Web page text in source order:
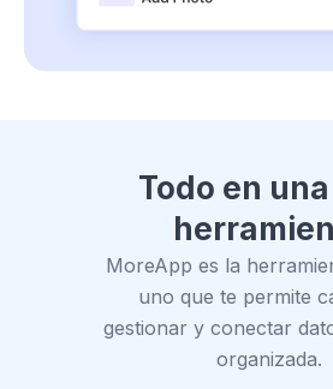
Todo en
MoreApp es la
uno que te permite
gestionar y conectar
organizada.